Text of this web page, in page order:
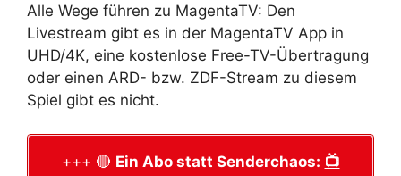
Alle Wege führen zu MagentaTV: Den
Livestream gibt es in der MagentaTV App in
UHD/4K, eine kostenlose Free-TV-Übertragung
oder einen ARD- bzw. ZDF-Stream zu diesem
Spiel gibt es nicht.
+++ 🔴 Ein Abo statt Senderchaos: 📺